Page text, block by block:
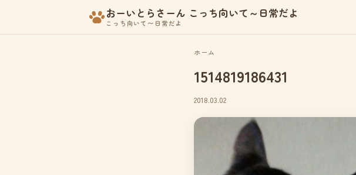
おーいとらさーん こっち向いて～日常だよ
こっち向いて〜日常だよ
ホーム
1514819186431
2018.03.02